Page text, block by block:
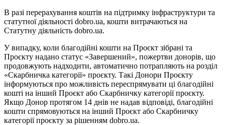
В разі перерахування коштів на підтримку інфраструктури та
статутної діяльності dobro.ua, кошти витрачаються на
Статутну діяльність dobro.ua.
У випадку, коли благодійні кошти на Проєкт зібрані та
Проєкту надано статус «Завершений», пожертви донорів, що
продовжують надходити, автоматично потрапляють на розділ
«Скарбничка категорії» проєкту. Такі Донори Проєкту
інформуються про можливість переспрямувати ці благодійні
кошті на інший Проєкт або Скарбничку категорії проєкту.
Якщо Донор протягом 14 днів не надав відповіді, благодійні
кошти спрямовуються на інший Проєкт або Скарбничку
категорії проєкту за рішенням dobro.ua.